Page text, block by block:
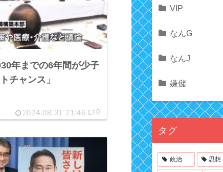
年までの6年間が少子
チャンス」
2024.08.31 21:46 0
VIP
なんG
なんJ
嫌儲
タグ
政治 思想